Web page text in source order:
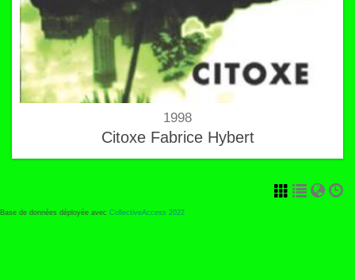
1998
Citoxe Fabrice Hybert
Base de données déployée avec CollectiveAccess 2022